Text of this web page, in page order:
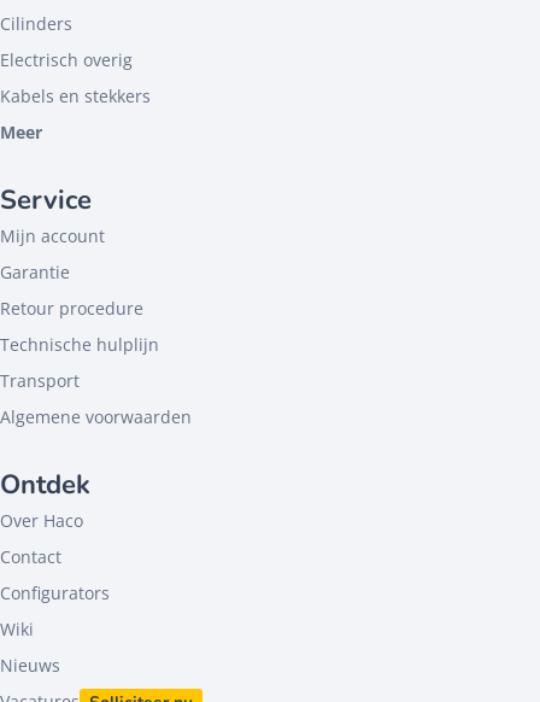
Cilinders
Electrisch overig
Kabels en stekkers
Meer
Service
Mijn account
Garantie
Retour procedure
Technische hulplijn
Transport
Algemene voorwaarden
Ontdek
Over Haco
Contact
Configurators
Wiki
Nieuws